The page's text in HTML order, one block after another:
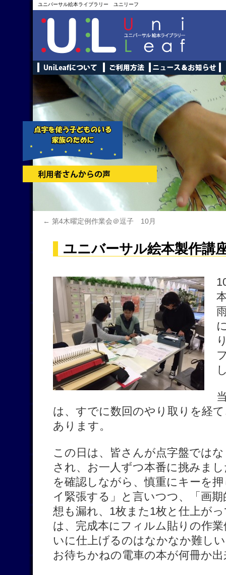
ユニバーサル絵本ライブラリー ユニリーフ
← 第4木曜定例作業会＠逗子 10月
ユニバーサル絵本製作
は、すでに数回のやり取りを経
あります。
この日は、皆さんが点字盤では
され、お一人ずつ本番に挑みま
を確認しながら、慎重にキーを
イ緊張する」と言いつつ、「画
想も漏れ、1枚また1枚と仕上が
は、完成本にフィルム貼りの作
いに仕上げるのはなかなか難し
お待ちかねの電車の本が何冊か